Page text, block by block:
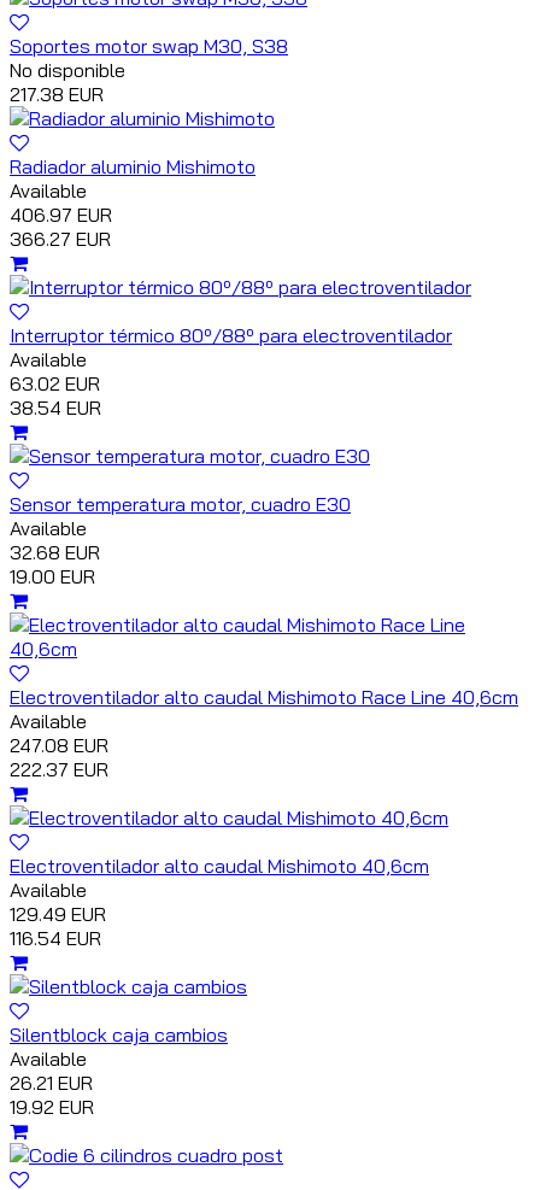
Soportes motor swap M30, S38
No disponible
217.38 EUR
Radiador aluminio Mishimoto
Available
406.97 EUR
366.27 EUR
Interruptor térmico 80º/88º para electroventilador
Available
63.02 EUR
38.54 EUR
Sensor temperatura motor, cuadro E30
Available
32.68 EUR
19.00 EUR
Electroventilador alto caudal Mishimoto Race Line 40,6cm
Available
247.08 EUR
222.37 EUR
Electroventilador alto caudal Mishimoto 40,6cm
Available
129.49 EUR
116.54 EUR
Silentblock caja cambios
Available
26.21 EUR
19.92 EUR